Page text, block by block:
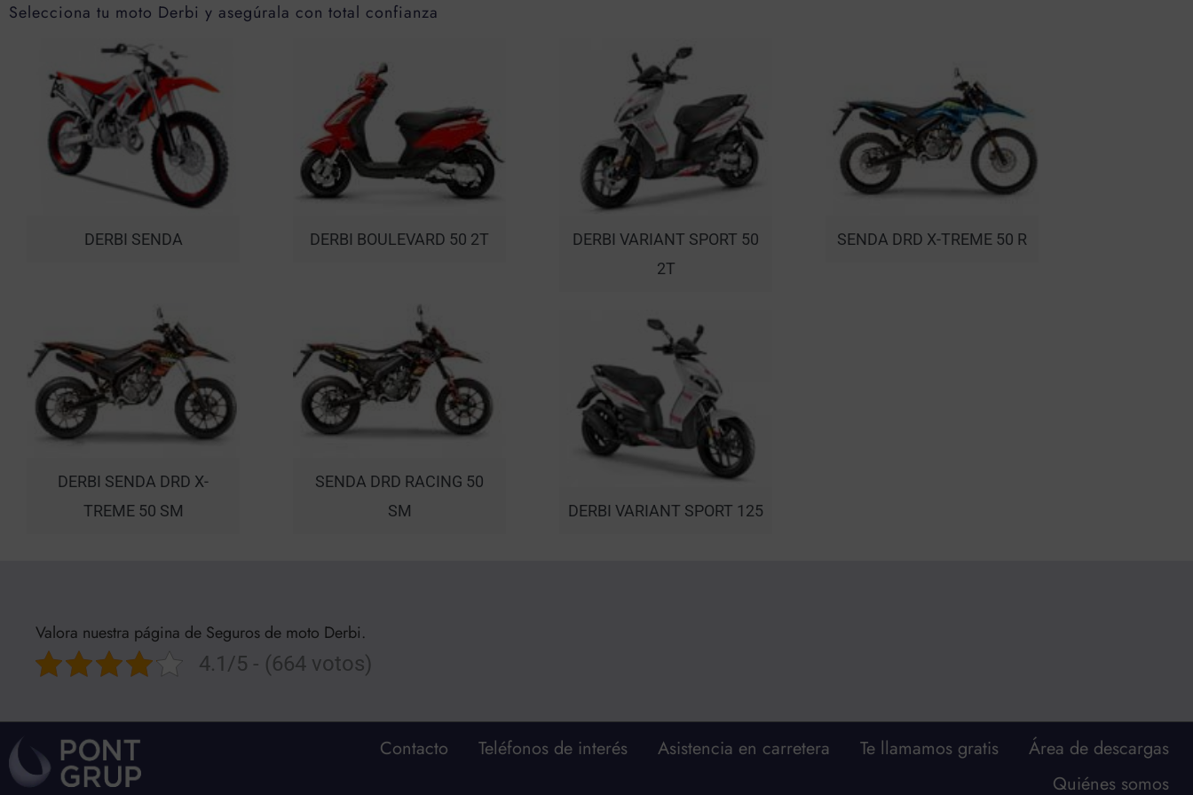
Selecciona tu moto Derbi y asegúrala con total confianza
DERBI SENDA
DERBI SENDA DRD X-
TREME 50 SM
DERBI BOULEVARD 50 2T
SENDA DRD RACING 50
SM
DERBI VARIANT SPORT 50
2T
DERBI VARIANT SPORT 125
SENDA DRD X-TREME 50 R
Valora nuestra página de Seguros de moto Derbi.
4.1/5 - (664 votos)
Contacto Teléfonos de interés Asistencia en carretera Te llamamos gratis
Área de descargas
Quiénes somos